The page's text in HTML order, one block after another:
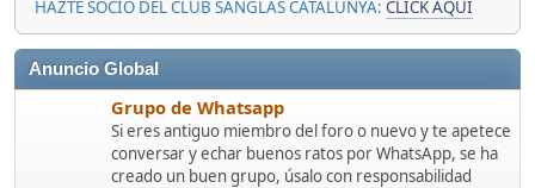
HAZTE SOCIO DEL CLUB SANGLAS CATALUNYA: CLICK AQUI
Anuncio Global
Grupo de Whatsapp
Si eres antiguo miembro del foro o nuevo y te apetece
conversar y echar buenos ratos por WhatsApp, se ha
creado un buen grupo, úsalo con responsabilidad